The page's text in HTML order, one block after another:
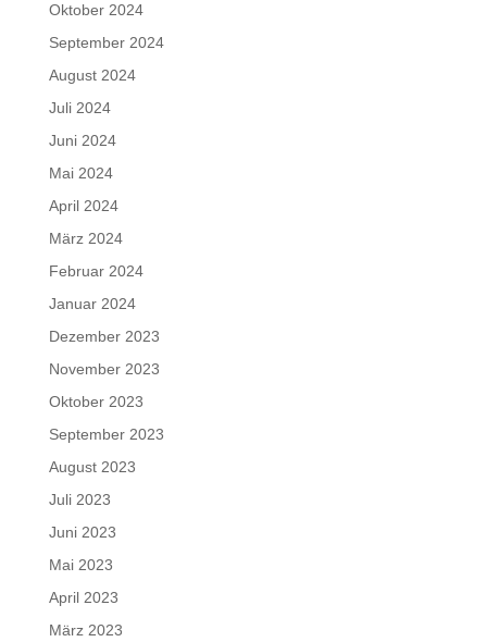
Oktober 2024
September 2024
August 2024
Juli 2024
Juni 2024
Mai 2024
April 2024
März 2024
Februar 2024
Januar 2024
Dezember 2023
November 2023
Oktober 2023
September 2023
August 2023
Juli 2023
Juni 2023
Mai 2023
April 2023
März 2023